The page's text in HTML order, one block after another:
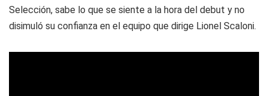
Selección, sabe lo que se siente a la hora del debut y no
disimuló su confianza en el equipo que dirige Lionel Scaloni.